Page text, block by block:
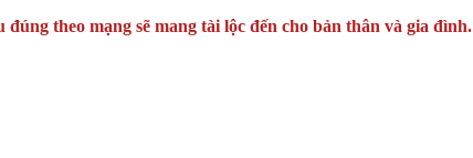
theo mạng sẽ mang tài lộc đến cho bản thân và gia đình.